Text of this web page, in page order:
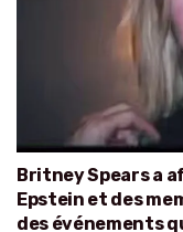
Britney Spears a
Epstein et des
des événements